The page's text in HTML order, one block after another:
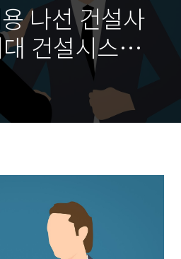
나선 건설사
건설시스템공
모집